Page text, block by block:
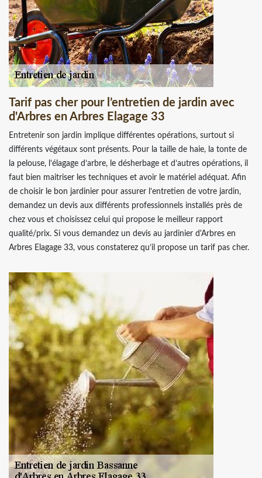
Tarif pas cher pour l’entretien de jardin avec
d'Arbres en Arbres Elagage 33
Entretenir son jardin implique différentes opérations, surtout si
différents végétaux sont présents. Pour la taille de haie, la tonte de
la pelouse, l’élagage d’arbre, le désherbage et d’autres opérations, il
faut bien maitriser les techniques et avoir le matériel adéquat. Afin
de choisir le bon jardinier pour assurer l’entretien de votre jardin,
demandez un devis aux différents professionnels installés près de
chez vous et choisissez celui qui propose le meilleur rapport
qualité/prix. Si vous demandez un devis au jardinier d'Arbres en
Arbres Elagage 33, vous constaterez qu’il propose un tarif pas cher.